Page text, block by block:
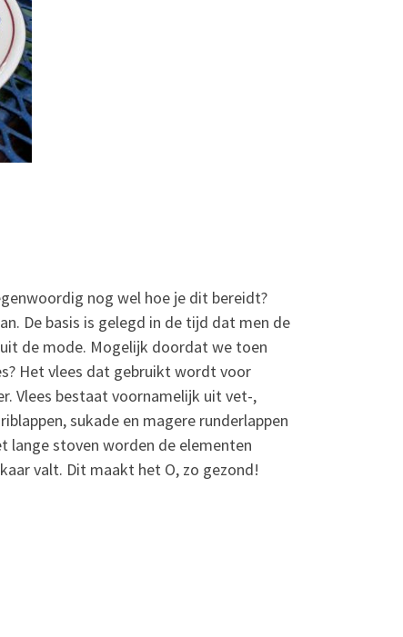
nog wel hoe je dit bereidt?
De basis is gelegd in de tijd dat men de
de mode. Mogelijk doordat we toen
Het vlees dat gebruikt wordt voor
Vlees bestaat voornamelijk uit vet-,
sukade en magere runderlappen
lange stoven worden de elementen
valt. Dit maakt het O, zo gezond!